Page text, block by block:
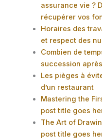
assurance vie ?
récupérer vos
Horaires des
et respect des
Combien de
succession
Les pièges à
d’un restaurant
Mastering the
post title goes
The Art of
post title goes